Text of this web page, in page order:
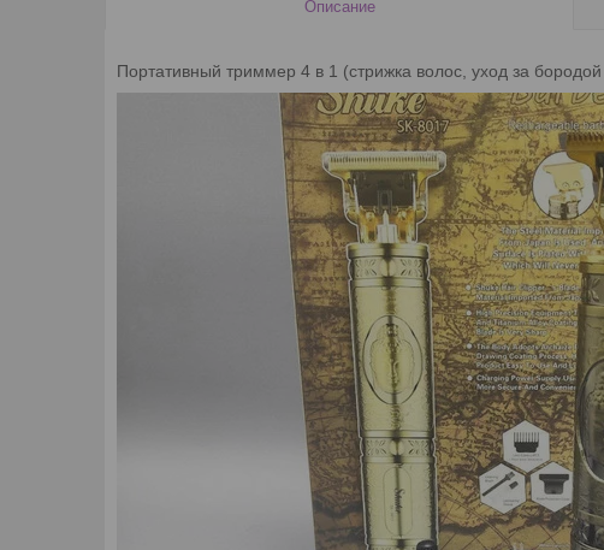
Описание
Портативный триммер 4 в 1 (стрижка волос, уход за